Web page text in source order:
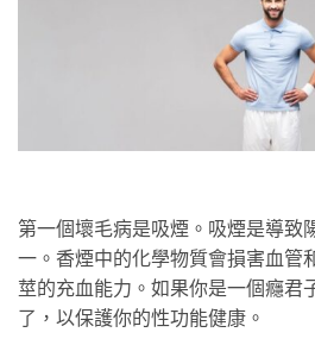
第一個壞毛病是吸煙。吸煙是導致
一。香煙中的化學物質會損害血管
莖的充血能力。如果你是一個癮君
了，以保護你的性功能健康。